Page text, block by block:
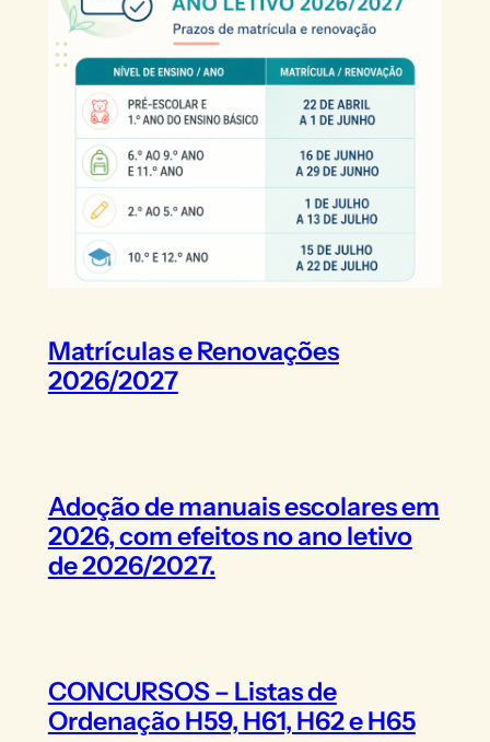
Matrículas e Renovações
2026/2027
Adoção de manuais escolares em
2026, com efeitos no ano letivo
de 2026/2027.
CONCURSOS – Listas de
Ordenação H59, H61, H62 e H65